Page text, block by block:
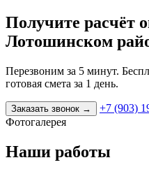
Получите расчёт
Лотошинском
Перезвоним за 5 минут.
готовая смета за 1 день.
Заказать звонок →
+7 (903)
Фотогалерея
Наши работы